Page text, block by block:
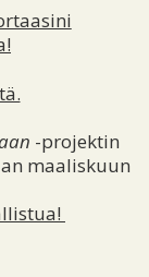
-projektin
maaliskuun